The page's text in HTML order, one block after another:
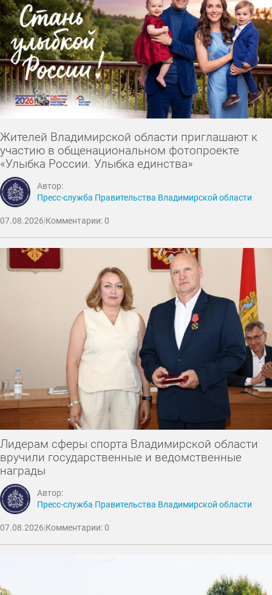
Жителей Владимирской области приглашают к
участию в общенациональном фотопроекте
«Улыбка России. Улыбка единства»
Автор:
Пресс-служба Правительства Владимирской области
07.08.2026|Комментарии: 0
Лидерам сферы спорта Владимирской области
вручили государственные и ведомственные
награды
Автор:
Пресс-служба Правительства Владимирской области
07.08.2026|Комментарии: 0